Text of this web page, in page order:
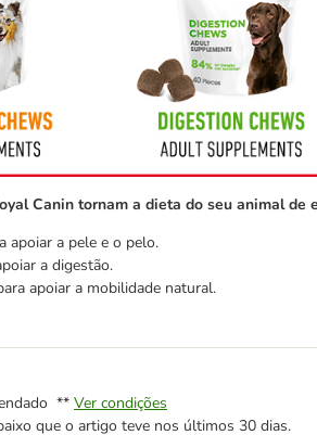
Canin tornam a dieta do seu animal de
apoiar a pele e o pelo.
a digestão.
apoiar a mobilidade natural.
** Ver condições
que o artigo teve nos últimos 30 dias.